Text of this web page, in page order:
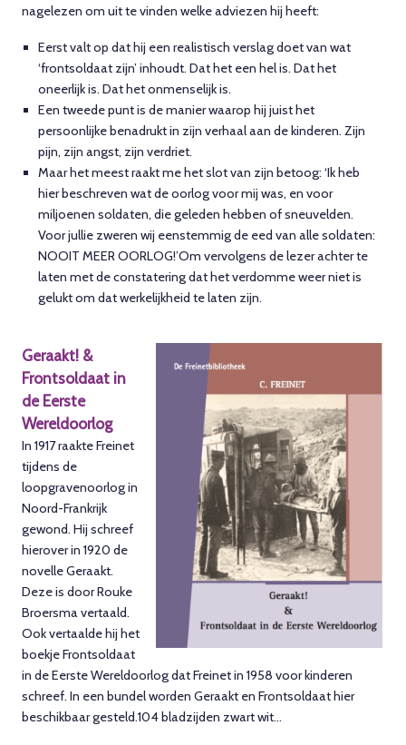
nagelezen om uit te vinden welke adviezen hij heeft:
Eerst valt op dat hij een realistisch verslag doet van wat
‘frontsoldaat zijn’ inhoudt. Dat het een hel is. Dat het
oneerlijk is. Dat het onmenselijk is.
Een tweede punt is de manier waarop hij juist het
persoonlijke benadrukt in zijn verhaal aan de kinderen. Zijn
pijn, zijn angst, zijn verdriet.
Maar het meest raakt me het slot van zijn betoog: ‘Ik heb
hier beschreven wat de oorlog voor mij was, en voor
miljoenen soldaten, die geleden hebben of sneuvelden.
Voor jullie zweren wij eenstemmig de eed van alle soldaten:
NOOIT MEER OORLOG!’Om vervolgens de lezer achter te
laten met de constatering dat het verdomme weer niet is
gelukt om dat werkelijkheid te laten zijn.
Geraakt! &
Frontsoldaat in
de Eerste
Wereldoorlog
In 1917 raakte Freinet
tijdens de
loopgravenoorlog in
Noord-Frankrijk
gewond. Hij schreef
hierover in 1920 de
novelle Geraakt.
Deze is door Rouke
Broersma vertaald.
Ook vertaalde hij het
boekje Frontsoldaat
in de Eerste Wereldoorlog dat Freinet in 1958 voor kinderen
schreef. In een bundel worden Geraakt en Frontsoldaat hier
beschikbaar gesteld.104 bladzijden zwart wit...